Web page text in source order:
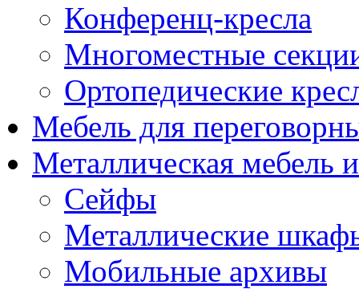
Конференц-кресла
Многоместные
Ортопедические
Мебель для
Металлическая мебель
Сейфы
Металлические
Мобильные архивы